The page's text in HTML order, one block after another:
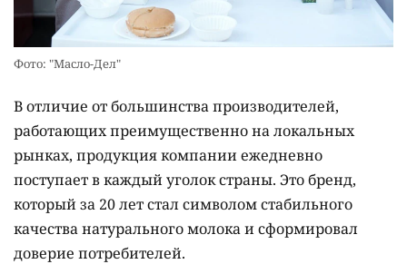
Фото: "Масло-Дел"
В отличие от большинства производителей,
работающих преимущественно на локальных
рынках, продукция компании ежедневно
поступает в каждый уголок страны. Это бренд,
который за 20 лет стал символом стабильного
качества натурального молока и сформировал
доверие потребителей.